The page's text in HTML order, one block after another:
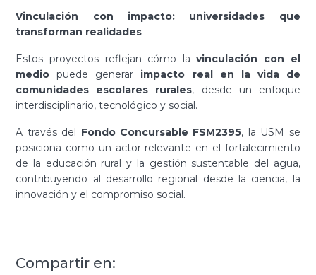
Vinculación con impacto: universidades que
transforman realidades
Estos proyectos reflejan cómo lavinculación con el
medio puede generar impacto real en la vida de
comunidades escolares rurales, desde un enfoque
interdisciplinario, tecnológico y social.
A través del Fondo Concursable FSM2395, la USM se
posiciona como un actor relevante en el fortalecimiento
de la educación rural y la gestión sustentable del agua,
contribuyendo al desarrollo regional desde la ciencia, la
innovación y el compromiso social.
Compartir en: